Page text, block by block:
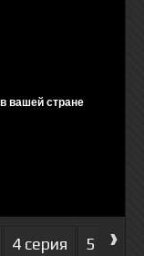
4 серия 5 серия
›